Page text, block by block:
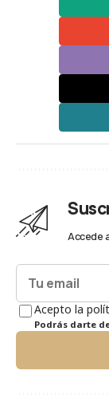
Accede
Acepto la
Podrás darte